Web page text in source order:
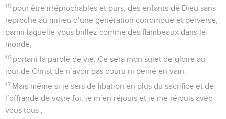
15 pour être irréprochables et purs, des enfants de Dieu sans
reproche au milieu d’une génération corrompue et perverse,
parmi laquelle vous brillez comme des flambeaux dans le
monde,
16 portant la parole de vie. Ce sera mon sujet de gloire au
jour de Christ de n’avoir pas couru ni peiné en vain.
17 Mais même si je sers de libation en plus du sacrifice et de
l’offrande de votre foi, je m’en réjouis et je me réjouis avec
vous tous ;